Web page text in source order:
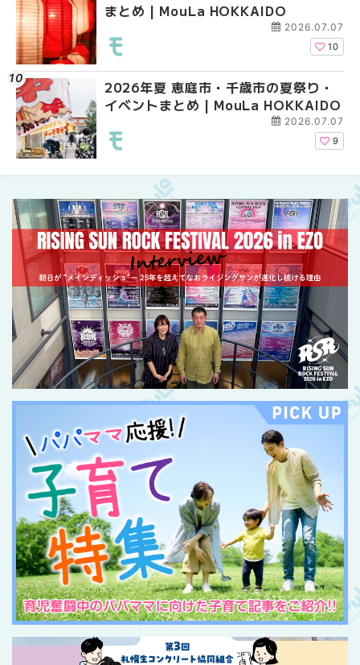
まとめ | MouLa HOKKAIDO
2026.07.07
10
2026年夏 恵庭市・千歳市の夏祭り・
イベントまとめ | MouLa HOKKAIDO
2026.07.07
9
ントまとめ | MouLa
札幌の麻辣湯（マーラ
め専門店9選！本場の
新店まで徹底比較 |
ントまとめ | MouLa
2026年夏 恵庭市・千
イベントまとめ |